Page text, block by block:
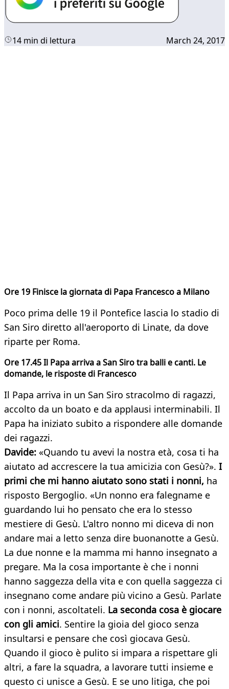
14 min di lettura March 24, 2017
Ore 19 Finisce la giornata di Papa Francesco a Milano
Poco prima delle 19 il Pontefice lascia lo stadio di
San Siro diretto all'aeroporto di Linate, da dove
riparte per Roma.
Ore 17.45 Il Papa arriva a San Siro tra balli e canti. Le
domande, le risposte di Francesco
Il Papa arriva in un San Siro stracolmo di ragazzi,
accolto da un boato e da applausi interminabili. Il
Papa ha iniziato subito a rispondere alle domande
dei ragazzi.
Davide: «Quando tu avevi la nostra età, cosa ti ha
aiutato ad accrescere la tua amicizia con Gesù?». I
primi che mi hanno aiutato sono stati i nonni, ha
risposto Bergoglio. «Un nonno era falegname e
guardando lui ho pensato che era lo stesso
mestiere di Gesù. L'altro nonno mi diceva di non
andare mai a letto senza dire buonanotte a Gesù.
La due nonne e la mamma mi hanno insegnato a
pregare. Ma la cosa importante è che i nonni
hanno saggezza della vita e con quella saggezza ci
insegnano come andare più vicino a Gesù. Parlate
con i nonni, ascoltateli. La seconda cosa è giocare
con gli amici. Sentire la gioia del gioco senza
insultarsi e pensare che così giocava Gesù.
Quando il gioco è pulito si impara a rispettare gli
altri, a fare la squadra, a lavorare tutti insieme e
questo ci unisce a Gesù. E se uno litiga, che poi